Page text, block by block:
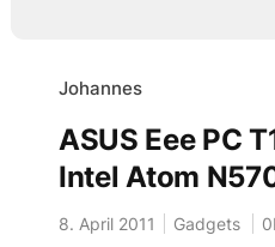
Johannes
ASUS Eee PC
Intel Atom
8. April 2011 Gadgets